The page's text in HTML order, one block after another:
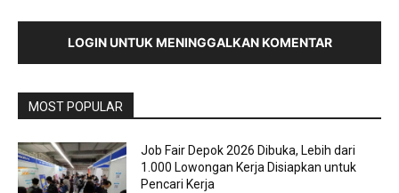
LOGIN UNTUK MENINGGALKAN KOMENTAR
MOST POPULAR
Job Fair Depok 2026 Dibuka, Lebih dari
1.000 Lowongan Kerja Disiapkan untuk
Pencari Kerja